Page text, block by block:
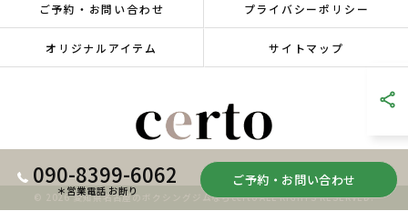
090-8399-6062
＊営業電話 お断り
ご予約・お問い合わせ
ご予約・お問い合わせ プライバシーポリシー
オリジナルアイテム サイトマップ
© 2026 愛知県名古屋のボクシングジムならcerto ALL RIGHTS RESERVED.